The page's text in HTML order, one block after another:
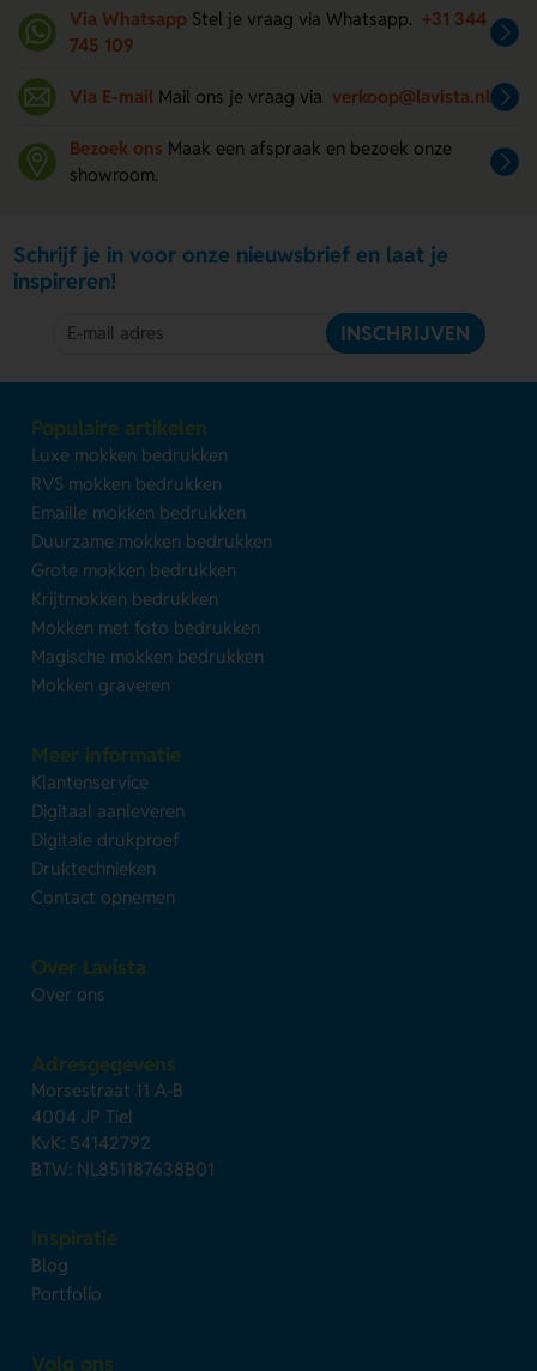
Via Whatsapp Stel je vraag via Whatsapp. +31 344
745 109
Via E-mail Mail ons je vraag via verkoop@lavista.nl
Bezoek ons Maak een afspraak en bezoek onze
showroom.
Schrijf je in voor onze nieuwsbrief en laat je
inspireren!
INSCHRIJVEN
Populaire artikelen
Luxe mokken bedrukken
RVS mokken bedrukken
Emaille mokken bedrukken
Duurzame mokken bedrukken
Grote mokken bedrukken
Krijtmokken bedrukken
Mokken met foto bedrukken
Magische mokken bedrukken
Mokken graveren
Meer informatie
Klantenservice
Digitaal aanleveren
Digitale drukproef
Druktechnieken
Contact opnemen
Over Lavista
Over ons
Adresgegevens
Morsestraat 11 A-B
4004 JP Tiel
KvK: 54142792
BTW: NL851187638B01
Inspiratie
Blog
Portfolio
Volg ons